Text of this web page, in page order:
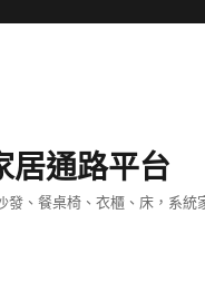
居通路平台
、餐桌椅、衣櫃、床，系統